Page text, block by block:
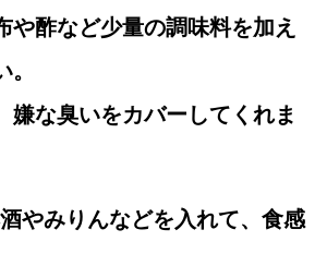
や酢など少量の調味料を加え
嫌な臭いをカバーしてくれま
やみりんなどを入れて、食感